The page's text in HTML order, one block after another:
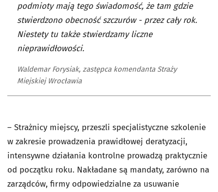
podmioty mają tego świadomość, że tam gdzie
stwierdzono obecność szczurów - przez cały rok.
Niestety tu także stwierdzamy liczne
nieprawidłowości.
Waldemar Forysiak, zastępca komendanta Straży
Miejskiej Wrocławia
– Strażnicy miejscy, przeszli specjalistyczne szkolenie
w zakresie prowadzenia prawidłowej deratyzacji,
intensywne działania kontrolne prowadzą praktycznie
od początku roku. Nakładane są mandaty, zarówno na
zarządców, firmy odpowiedzialne za usuwanie